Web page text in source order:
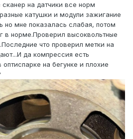
на датчики все норм
катушки и модули зажигание
но мне показалась слабая, потом
в норме.Проверил высоквольтные
что проверил метки на
да компрессия есть
на бегунке и плохие